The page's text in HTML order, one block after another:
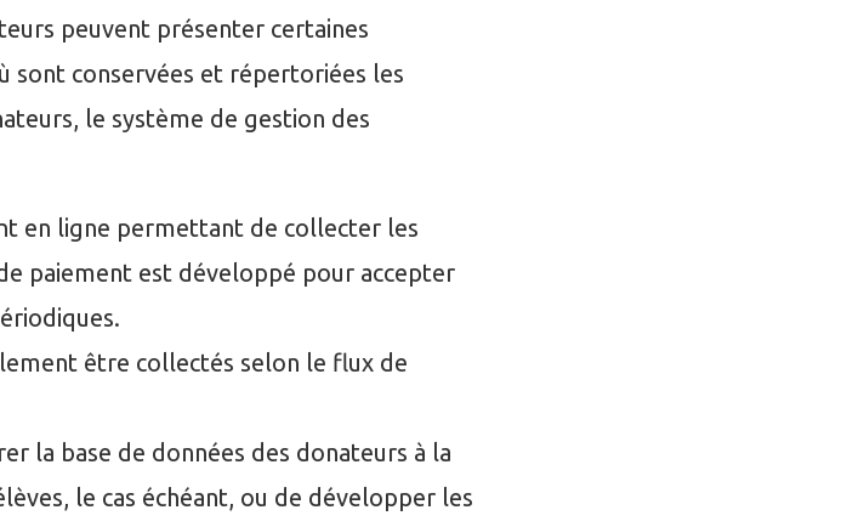
peuvent présenter certaines
sont conservées et répertoriées les
le système de gestion des
en ligne permettant de collecter les
paiement est développé pour accepter
être collectés selon le flux de
la base de données des donateurs à la
le cas échéant, ou de développer les